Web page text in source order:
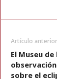
Artículo anterior
El Museu
sobre el